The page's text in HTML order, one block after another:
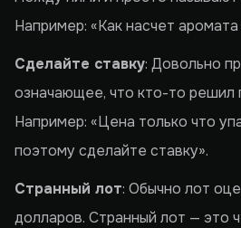
Например: «Как насчет аромата
Сделайте ставку: Довольно
означающее, что кто-то решил
Например: «Цена только что
поэтому сделайте ставку».
Странный лот: Обычно лот
долларов. Странный лот — это